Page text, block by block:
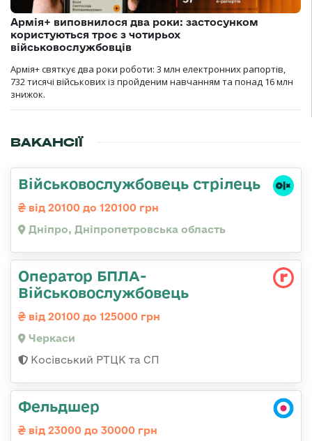
Армія+ виповнилося два роки: застосунком
користуються троє з чотирьох
військовослужбовців
Армія+ святкує два роки роботи: 3 млн електронних рапортів,
732 тисячі військових із пройденим навчанням та понад 16 млн
знижок.
ВАКАНСІЇ
Військовослужбовець стрілець
від 20100 до 120100 грн
Дніпро, Дніпропетровська область
Оператор БПЛА-
Військовослужбовець
від 20100 до 125000 грн
Черкаси
Косівський РТЦК та СП
Фельдшер
від 23000 до 30000 грн